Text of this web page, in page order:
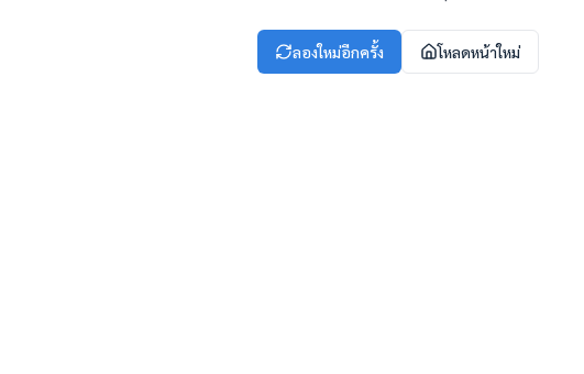
ลองใหม่อีกครั้ง โหลดหน้าใหม่